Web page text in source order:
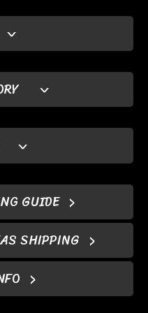
GUIDE
SHIPPING